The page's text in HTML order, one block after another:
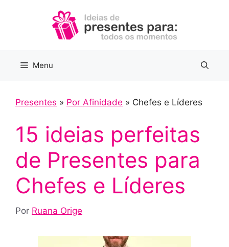
Menu
Presentes » Por Afinidade » Chefes e Líderes
15 ideias perfeitas
de Presentes para
Chefes e Líderes
Por Ruana Orige